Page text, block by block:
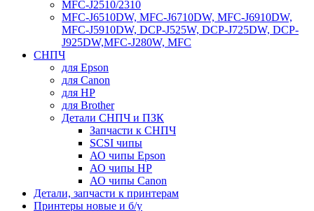
MFC-J2510/2310
MFC-J6510DW, MFC-J6710DW, MFC-J6910DW,
MFC-J5910DW, DCP-J525W, DCP-J725DW, DCP-
J925DW,MFC-J280W, MFC
СНПЧ
для Epson
для Canon
для HP
для Brother
Детали СНПЧ и ПЗК
Запчасти к СНПЧ
SCSI чипы
АО чипы Epson
АО чипы HP
АО чипы Canon
Детали, запчасти к принтерам
Принтеры новые и б/у